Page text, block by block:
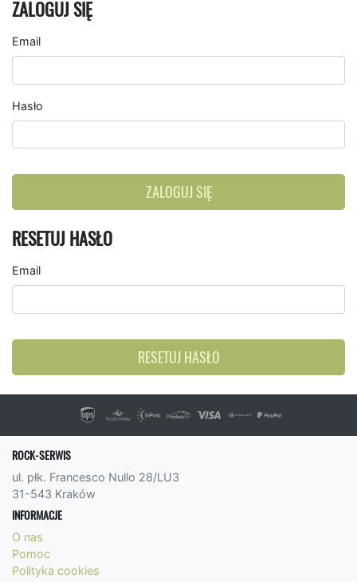
ZALOGUJ SIĘ
Email
Hasło
ZALOGUJ SIĘ
RESETUJ HASŁO
Email
RESETUJ HASŁO
ROCK-SERWIS
ul. płk. Francesco Nullo 28/LU3
31-543 Kraków
INFORMACJE
O nas
Pomoc
Polityka cookies